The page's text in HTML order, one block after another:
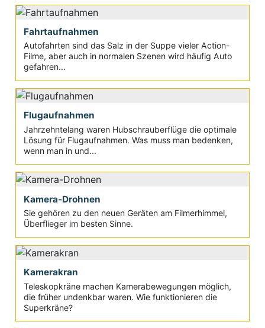
Fahrtaufnahmen
Autofahrten sind das Salz in der Suppe vieler Action-
Filme, aber auch in normalen Szenen wird häufig Auto
gefahren...
Flugaufnahmen
Jahrzehntelang waren Hubschrauberflüge die optimale
Lösung für Flugaufnahmen. Was muss man bedenken,
wenn man in und...
Kamera-Drohnen
Sie gehören zu den neuen Geräten am Filmerhimmel,
Überflieger im besten Sinne.
Kamerakran
Teleskopkräne machen Kamerabewegungen möglich,
die früher undenkbar waren. Wie funktionieren die
Superkräne?